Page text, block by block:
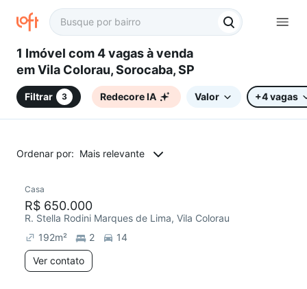
1 Imóvel com 4 vagas à venda
em Vila Colorau, Sorocaba, SP
Filtrar 3 Redecore IA Valor +4 vagas
Ordenar por: Mais relevante
Casa
R$ 650.000
R. Stella Rodini Marques de Lima, Vila Colorau
192m² 2
14
Ver contato